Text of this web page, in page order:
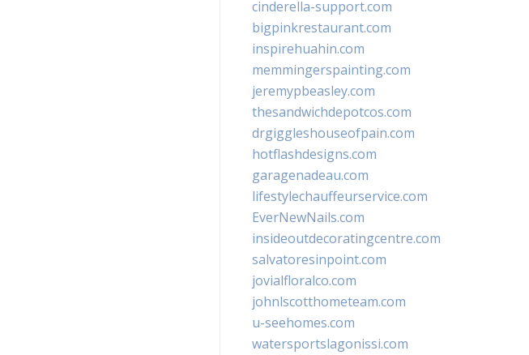
cinderella-support.com
bigpinkrestaurant.com
inspirehuahin.com
memmingerspainting.com
jeremypbeasley.com
thesandwichdepotcos.com
drgiggleshouseofpain.com
hotflashdesigns.com
garagenadeau.com
lifestylechauffeurservice.com
EverNewNails.com
insideoutdecoratingcentre.com
salvatoresinpoint.com
jovialfloralco.com
johnlscotthometeam.com
u-seehomes.com
watersportslagonissi.com